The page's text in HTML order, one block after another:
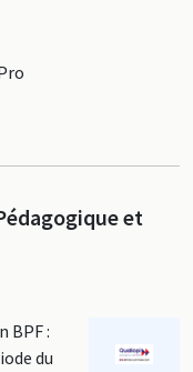
et
BPF :
du